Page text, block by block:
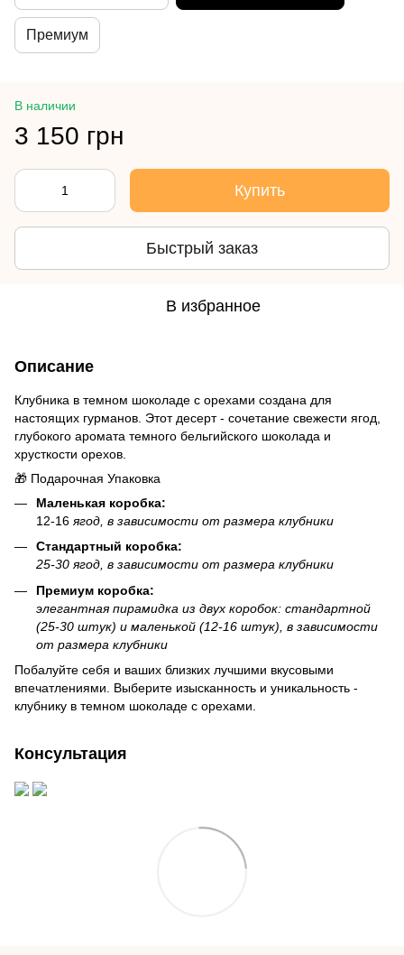
Премиум
В наличии
3 150 грн
Купить
Быстрый заказ
В избранное
Описание
Клубника в темном шоколаде с орехами создана для
настоящих гурманов. Этот десерт - сочетание свежести ягод,
глубокого аромата темного бельгийского шоколада и
хрусткости орехов.
🎁 Подарочная Упаковка
Маленькая коробка:
12-16 ягод, в зависимости от размера клубники
Стандартный коробка:
25-30 ягод, в зависимости от размера клубники
Премиум коробка:
элегантная пирамидка из двух коробок: стандартной
(25-30 штук) и маленькой (12-16 штук), в зависимости
от размера клубники
Побалуйте себя и ваших близких лучшими вкусовыми
впечатлениями. Выберите изысканность и уникальность -
клубнику в темном шоколаде с орехами.
Консультация